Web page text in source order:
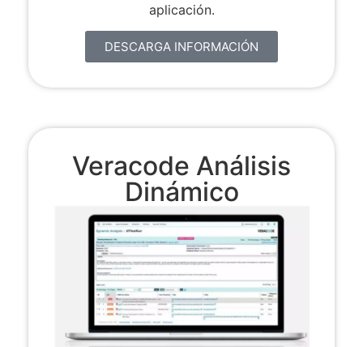
aplicación.
DESCARGA INFORMACIÓN
Veracode Análisis
Dinámico